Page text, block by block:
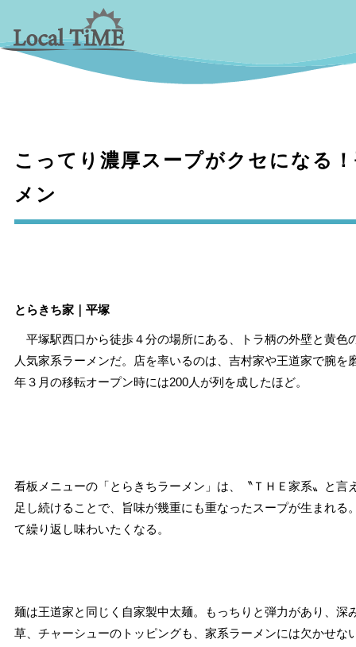
こってり濃厚スープがクセになる
メン
とらきち家｜平塚
平塚駅西口から徒歩４分の場所にある、トラ柄の外壁と黄色
人気家系ラーメンだ。店を率いるのは、吉村家や王道家で腕
年３月の移転オープン時には200人が列を成したほど。
看板メニューの「とらきちラーメン」は、〝ＴＨＥ家系〟と
足し続けることで、旨味が幾重にも重なったスープが生まれ
て繰り返し味わいたくなる。
麺は王道家と同じく自家製中太麺。もっちりと弾力があり、
草、チャーシューのトッピングも、家系ラーメンには欠かせ